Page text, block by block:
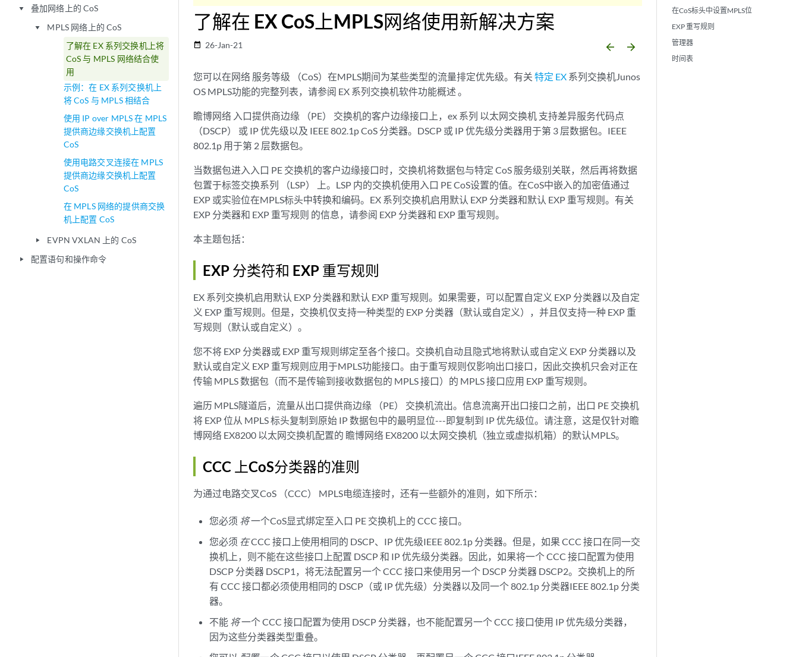
play_arrow 叠加网络上的 CoS
play_arrow
MPLS 网络上的 CoS
了解在 EX 系列交换机上将
CoS 与 MPLS 网络结合使
用
示例：在 EX 系列交换机上
将 CoS 与 MPLS 相结合
使用 IP over MPLS 在 MPLS
提供商边缘交换机上配置
CoS
使用电路交叉连接在 MPLS
提供商边缘交换机上配置
CoS
在 MPLS 网络的提供商交换
机上配置 CoS
play_arrow EVPN VXLAN 上的 CoS
play_arrow 配置语句和操作命令
在CoS标头中设置MPLS位
EXP 重写规则
管理器
时间表
了解在 EX CoS上MPLS网络使用新解决方案
date_range 26-Jan-21 arrow_backward arrow_forward
您可以在网络 服务等级 （CoS）在MPLS期间为某些类型的流量排定优先级。有关 特定 EX 系列交换机Junos
OS MPLS功能的完整列表，请参阅 EX 系列交换机软件功能概述 。
瞻博网络 入口提供商边缘 （PE） 交换机的客户边缘接口上，ex 系列 以太网交换机 支持差异服务代码点
（DSCP） 或 IP 优先级以及 IEEE 802.1p CoS 分类器。DSCP 或 IP 优先级分类器用于第 3 层数据包。IEEE
802.1p 用于第 2 层数据包。
当数据包进入入口 PE 交换机的客户边缘接口时，交换机将数据包与特定 CoS 服务级别关联，然后再将数据
包置于标签交换系列 （LSP） 上。LSP 内的交换机使用入口 PE CoS设置的值。在CoS中嵌入的加密值通过
EXP 或实验位在MPLS标头中转换和编码。EX 系列交换机启用默认 EXP 分类器和默认 EXP 重写规则。有关
EXP 分类器和 EXP 重写规则 的信息，请参阅 EXP 分类器和 EXP 重写规则。
本主题包括：
EXP 分类符和 EXP 重写规则
EX 系列交换机启用默认 EXP 分类器和默认 EXP 重写规则。如果需要，可以配置自定义 EXP 分类器以及自定
义 EXP 重写规则。但是，交换机仅支持一种类型的 EXP 分类器（默认或自定义），并且仅支持一种 EXP 重
写规则（默认或自定义）。
您不将 EXP 分类器或 EXP 重写规则绑定至各个接口。交换机自动且隐式地将默认或自定义 EXP 分类器以及
默认或自定义 EXP 重写规则应用于MPLS功能接口。由于重写规则仅影响出口接口，因此交换机只会对正在
传输 MPLS 数据包（而不是传输到接收数据包的 MPLS 接口）的 MPLS 接口应用 EXP 重写规则。
遍历 MPLS隧道后，流量从出口提供商边缘 （PE） 交换机流出。信息流离开出口接口之前，出口 PE 交换机
将 EXP 位从 MPLS 标头复制到原始 IP 数据包中的最明显位---即复制到 IP 优先级位。请注意，这是仅针对瞻
博网络 EX8200 以太网交换机配置的 瞻博网络 EX8200 以太网交换机（独立或虚拟机箱）的默认MPLS。
CCC 上CoS分类器的准则
为通过电路交叉CoS （CCC） MPLS电缆连接时，还有一些额外的准则，如下所示：
您必须 将一个CoS显式绑定至入口 PE 交换机上的 CCC 接口。
您必须 在CCC 接口上使用相同的 DSCP、IP 优先级IEEE 802.1p 分类器。但是，如果 CCC 接口在同一交
换机上，则不能在这些接口上配置 DSCP 和 IP 优先级分类器。因此，如果将一个 CCC 接口配置为使用
DSCP 分类器 DSCP1，将无法配置另一个 CCC 接口来使用另一个 DSCP 分类器 DSCP2。交换机上的所
有 CCC 接口都必须使用相同的 DSCP（或 IP 优先级）分类器以及同一个 802.1p 分类器IEEE 802.1p 分类
器。
不能 将一个 CCC 接口配置为使用 DSCP 分类器，也不能配置另一个 CCC 接口使用 IP 优先级分类器，
因为这些分类器类型重叠。